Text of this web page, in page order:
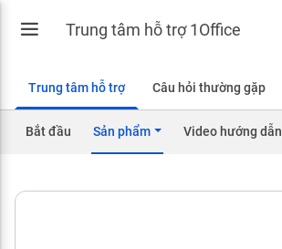
Trung tâm hỗ trợ 1Office
Trung tâm hỗ trợ Câu hỏi thường gặp
Bắt đầu Sản phẩm Video hướng dẫn